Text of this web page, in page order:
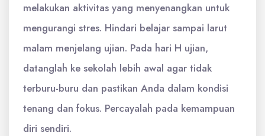
melakukan aktivitas yang menyenangkan untuk
mengurangi stres. Hindari belajar sampai larut
malam menjelang ujian. Pada hari H ujian,
datanglah ke sekolah lebih awal agar tidak
terburu-buru dan pastikan Anda dalam kondisi
tenang dan fokus. Percayalah pada kemampuan
diri sendiri.